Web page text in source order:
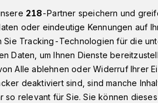
Ronsdorfer Orgelherbst 2024 startet im
218-Partner speichern und
oder eindeutige Kennungen auf
Sie Tracking-Technologien für die
Daten, um Ihnen Dienste
Alle ablehnen oder Widerruf Ihrer
deaktiviert sind, sind manche
so relevant für Sie. Sie können